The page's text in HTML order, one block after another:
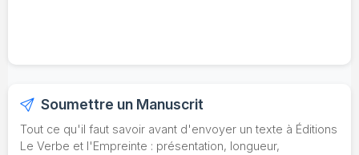
Soumettre un Manuscrit
Tout ce qu'il faut savoir avant d'envoyer un texte à Éditions
Le Verbe et l'Empreinte : présentation, longueur,